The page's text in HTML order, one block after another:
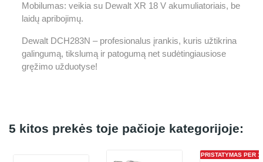
Mobilumas: veikia su Dewalt XR 18 V akumuliatoriais, be
laidų apribojimų.
Dewalt DCH283N – profesionalus įrankis, kuris užtikrina
galingumą, tikslumą ir patogumą net sudėtingiausiose
gręžimo užduotyse!
5 kitos prekės toje pačioje kategorijoje:
PRISTATYMAS PER 1